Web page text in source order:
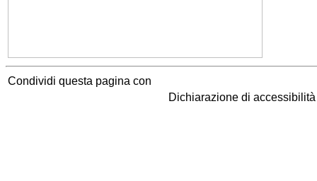
Condividi questa pagina con
Dichiarazione di